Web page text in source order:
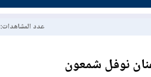
عدد المشاهدات: 24500285
نوفل شمعون